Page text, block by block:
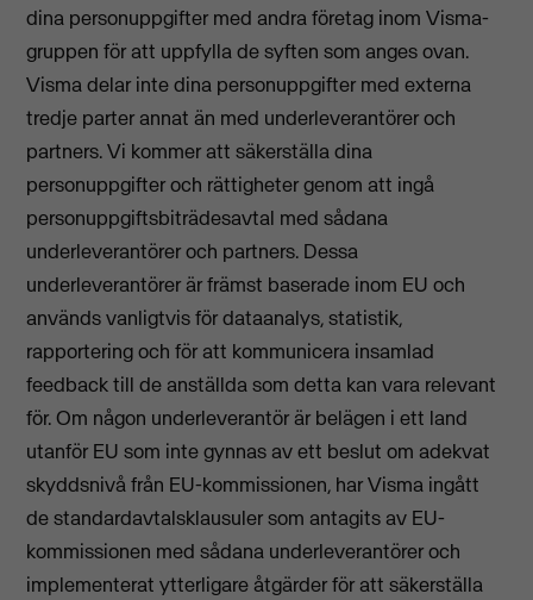
dina personuppgifter med andra företag inom Visma-
gruppen för att uppfylla de syften som anges ovan.
Visma delar inte dina personuppgifter med externa
tredje parter annat än med underleverantörer och
partners. Vi kommer att säkerställa dina
personuppgifter och rättigheter genom att ingå
personuppgiftsbiträdesavtal med sådana
underleverantörer och partners. Dessa
underleverantörer är främst baserade inom EU och
används vanligtvis för dataanalys, statistik,
rapportering och för att kommunicera insamlad
feedback till de anställda som detta kan vara relevant
för. Om någon underleverantör är belägen i ett land
utanför EU som inte gynnas av ett beslut om adekvat
skyddsnivå från EU-kommissionen, har Visma ingått
de standardavtalsklausuler som antagits av EU-
kommissionen med sådana underleverantörer och
implementerat ytterligare åtgärder för att säkerställa